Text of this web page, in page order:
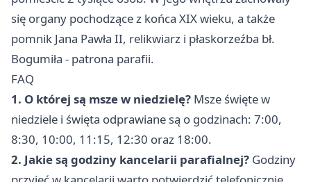
się organy pochodzące z końca XIX wieku, a także
pomnik Jana Pawła II, relikwiarz i płaskorzeźba bł.
Bogumiła - patrona parafii.
FAQ
1. O której są msze w niedzielę? Msze święte w
niedziele i święta odprawiane są o godzinach: 7:00,
8:30, 10:00, 11:15, 12:30 oraz 18:00.
2. Jakie są godziny kancelarii parafialnej? Godziny